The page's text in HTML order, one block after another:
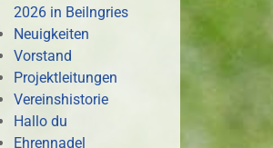
2026 in Beilngries
Neuigkeiten
Vorstand
Projektleitungen
Vereinshistorie
Hallo du
Ehrennadel